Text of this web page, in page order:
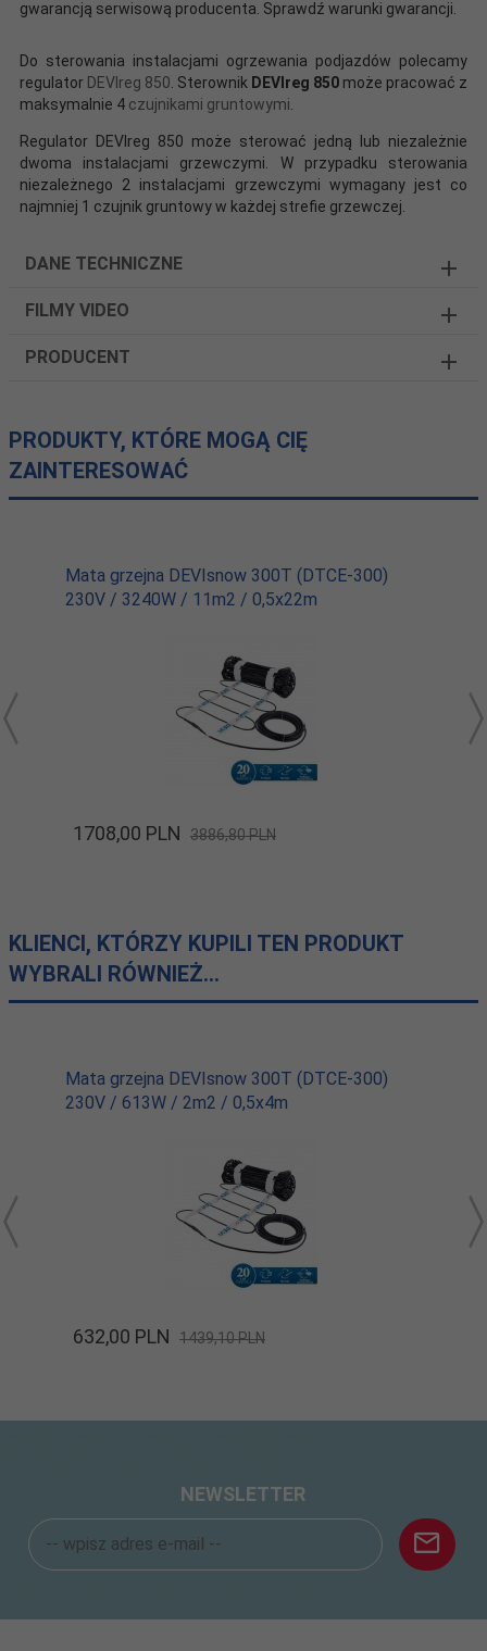
gwarancją serwisową producenta. Sprawdź warunki gwarancji.
Do sterowania instalacjami ogrzewania podjazdów polecamy
regulator DEVIreg 850 . Sterownik DEVIreg 850 może pracować z
maksymalnie 4 czujnikami gruntowymi
Regulator DEVIreg 850 może sterować jedną lub niezależnie
dwoma instalacjami grzewczymi. W przypadku sterowania
niezależnego 2 instalacjami grzewczymi wymagany jest co
najmniej 1 czujnik gruntowy w każdej strefie grzewczej.
DANE TECHNICZNE
FILMY VIDEO
PRODUCENT
PRODUKTY, KTÓRE MOGĄ CIĘ
ZAINTERESOWAĆ
Mata grzejna DEVIsnow 300T (DTCE-300)
230V / 3240W / 11m2 / 0,5x22m
1708,00 PLN 3886,80 PLN
KLIENCI, KTÓRZY KUPILI TEN PRODUKT
WYBRALI RÓWNIEŻ...
Mata grzejna DEVIsnow 300T (DTCE-300)
230V / 613W / 2m2 / 0,5x4m
632,00 PLN 1439,10 PLN
NEWSLETTER